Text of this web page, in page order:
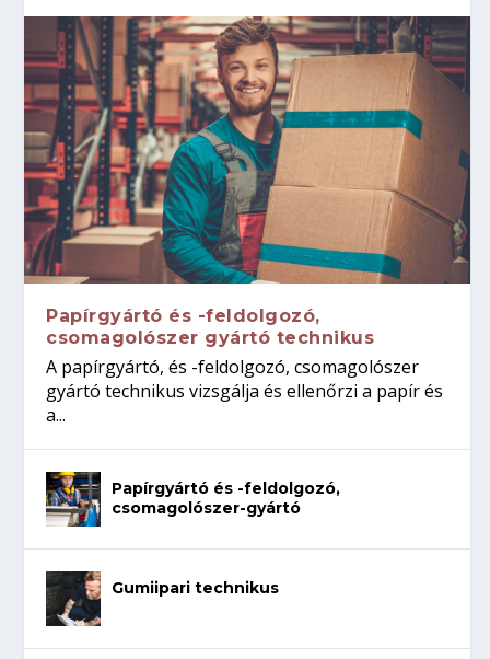
Papírgyártó és -feldolgozó,
csomagolószer gyártó technikus
A papírgyártó, és -feldolgozó, csomagolószer
gyártó technikus vizsgálja és ellenőrzi a papír és
a...
Papírgyártó és -feldolgozó,
csomagolószer-gyártó
Gumiipari technikus